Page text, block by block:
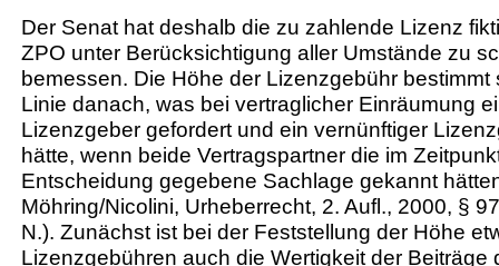
Der Senat hat deshalb die zu zahlende Lizenz
ZPO unter Berücksichtigung aller Umstände zu
bemessen. Die Höhe der Lizenzgebühr bestimmt
Linie danach, was bei vertraglicher Einräumung
Lizenzgeber gefordert und ein vernünftiger
hätte, wenn beide Vertragspartner die im
Entscheidung gegebene Sachlage gekannt
Möhring/Nicolini, Urheberrecht, 2. Aufl., 2000, §
N.). Zunächst ist bei der Feststellung der Höhe
Lizenzgebühren auch die Wertigkeit der Beiträge